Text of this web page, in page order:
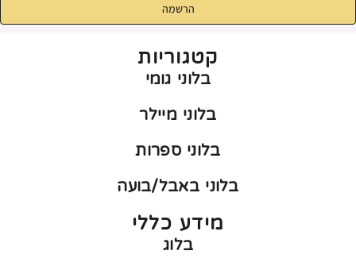
הרשמה
קטגוריות
בלוני גומי
בלוני מיילר
בלוני ספרות
בלוני באבל/בועה
מידע כללי
בלוג